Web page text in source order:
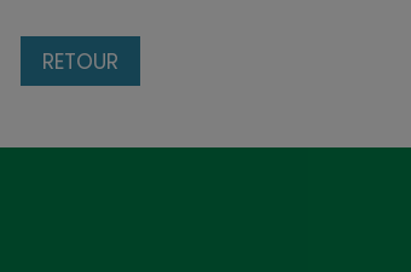
RETOUR